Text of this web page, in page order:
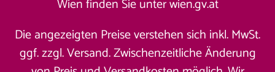
Wien finden Sie unterwien.gv.at
Die angezeigten Preise verstehen sich inkl. MwSt.
ggf. zzgl. Versand. Zwischenzeitliche Änderung